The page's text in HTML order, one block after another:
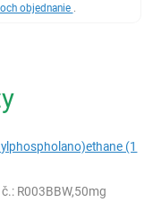
objednanie .
(1
: R003BBW,50mg